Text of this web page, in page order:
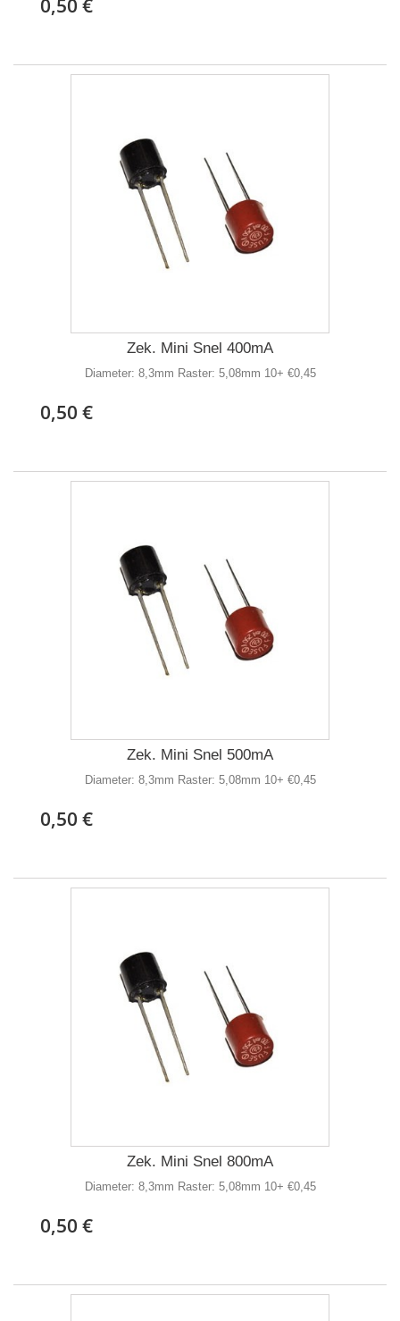
0,50 €
Zek. Mini Snel 400mA
Diameter: 8,3mm Raster: 5,08mm 10+ €0,45
0,50 €
Zek. Mini Snel 500mA
Diameter: 8,3mm Raster: 5,08mm 10+ €0,45
0,50 €
Zek. Mini Snel 800mA
Diameter: 8,3mm Raster: 5,08mm 10+ €0,45
0,50 €